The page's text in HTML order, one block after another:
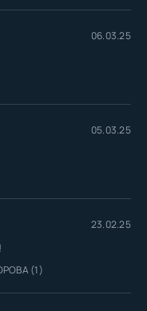
06.03.25
05.03.25
23.02.25
(1)